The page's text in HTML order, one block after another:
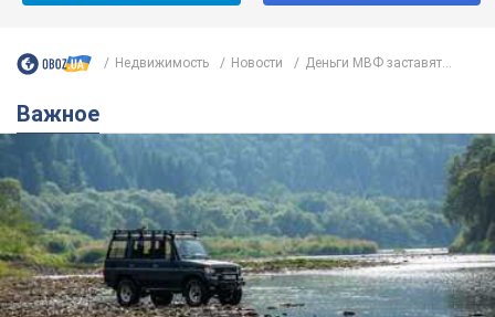
Недвижимость Новости Деньги МВФ заставят...
Важное